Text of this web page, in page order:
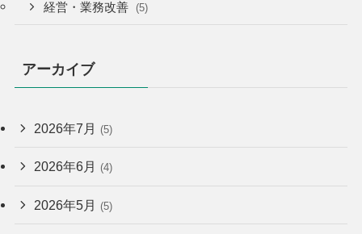
経営・業務改善 (5)
アーカイブ
2026年7月 (5)
2026年6月 (4)
2026年5月 (5)